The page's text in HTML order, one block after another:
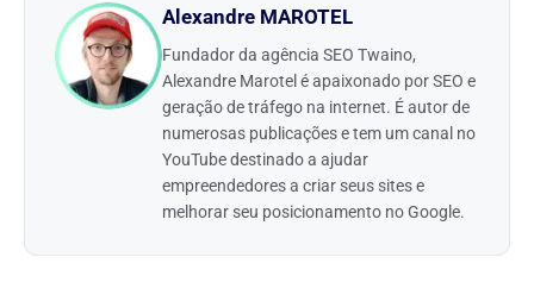
Alexandre MAROTEL
Fundador da agência SEO Twaino,
Alexandre Marotel é apaixonado por SEO e
geração de tráfego na internet. É autor de
numerosas publicações e tem um canal no
YouTube destinado a ajudar
empreendedores a criar seus sites e
melhorar seu posicionamento no Google.